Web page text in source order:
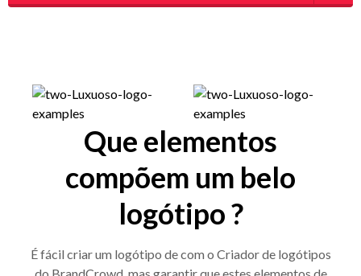
Que elementos
compõem um belo
logótipo ?
É fácil criar um logótipo de com o Criador de logótipos
do BrandCrowd, mas garantir que estes elementos de